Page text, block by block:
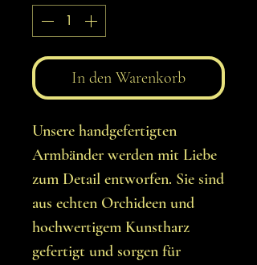
In den Warenkorb
Unsere handgefertigten
Armbänder werden mit Liebe
zum Detail entworfen. Sie sind
aus echten Orchideen und
hochwertigem Kunstharz
gefertigt und sorgen für